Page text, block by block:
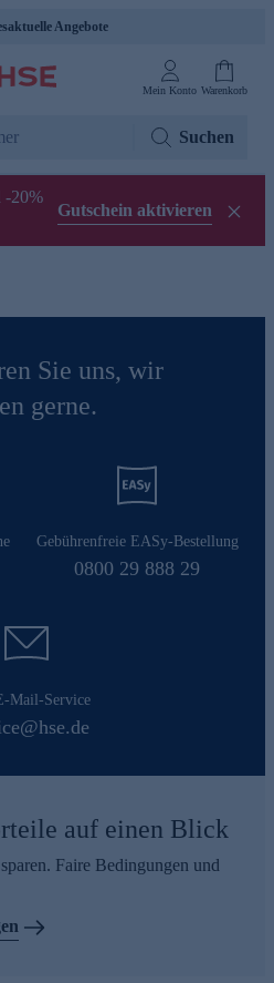
Angebote
Mein Konto Warenkorb
Suchen
-20%
Gutschein aktivieren
Sie uns, wir
gerne.
Gebührenfreie EASy-Bestellung
0800 29 888 29
Mail-Service
auf einen Blick
Faire Bedingungen und